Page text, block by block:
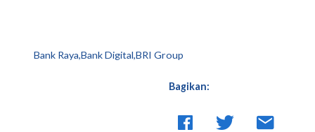
Bank Raya,Bank Digital,BRI Group
Bagikan: